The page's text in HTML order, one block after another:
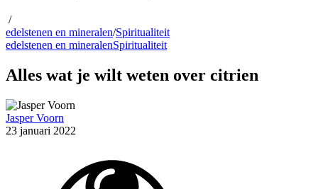
/
edelstenen en mineralen/Spiritualiteit
edelstenen en mineralenSpiritualiteit
Alles wat je wilt weten over citrien
Jasper Voorn
23 januari 2022